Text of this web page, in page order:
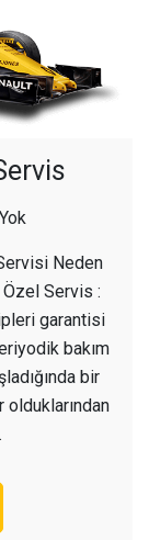
açık
Renault
Özel
Servis
Neden
Servis :
garantisi
bakım
bir